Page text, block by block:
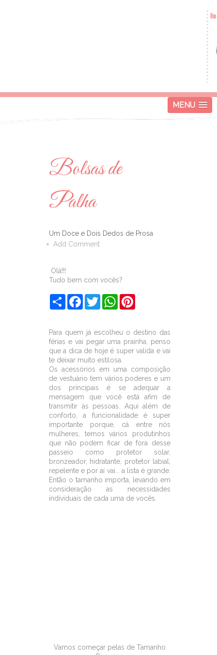
MENU
Bolsas de
Palha
Um Doce e Dois Dedos de Prosa
Add Comment
Olá!!!
Tudo bem com vocês?
S
h
a
e
F
a
c
b
o
o
k
T
w
t
e
r
W
h
a
s
A
p
p
e
r
e
s
Para quem já escolheu o destino das
férias e vai pegar uma prainha, penso
que a dica de hoje é super valida e vai
te deixar muito estilosa.
Os acessórios em uma composição
de vestuário tem vários poderes e um
dos principais é se adequar a
mensagem que você está afim de
transmitir às pessoas. Aqui além de
conforto, a funcionalidade é super
importante porque, cá entre nós
mulheres, temos vários produtinhos
que não podem ficar de fora desse
passeio como protetor solar,
bronzeador, hidratante, protetor labial,
repelente e por aí vai... a lista é grande.
Então o tamanho importa, levando em
consideração as necessidades
individuais de cada uma de vocês.
Vamos começar pelas de Tamanho